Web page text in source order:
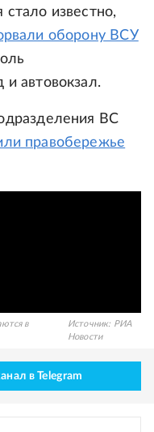
известно,
оборону ВСУ
и автовокзал.
ВС
правобережье
в
Источник: РИА
Новости
в Telegram